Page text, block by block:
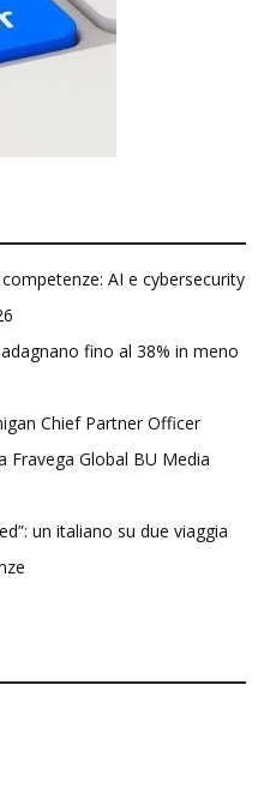
AI e cybersecurity
fino al 38% in meno
Chief Partner Officer
Fravega Global BU Media
un italiano su due viaggia